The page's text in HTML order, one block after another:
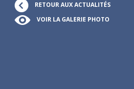
RETOUR AUX ACTUALITÉS
VOIR LA GALERIE PHOTO